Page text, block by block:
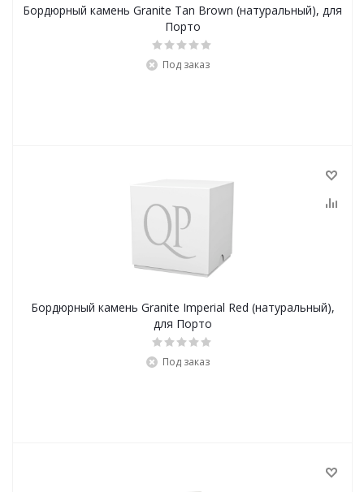
Бордюрный камень Granite Tan Brown (натуральный), для
Порто
Под заказ
Бордюрный камень Granite Imperial Red (натуральный),
для Порто
Под заказ